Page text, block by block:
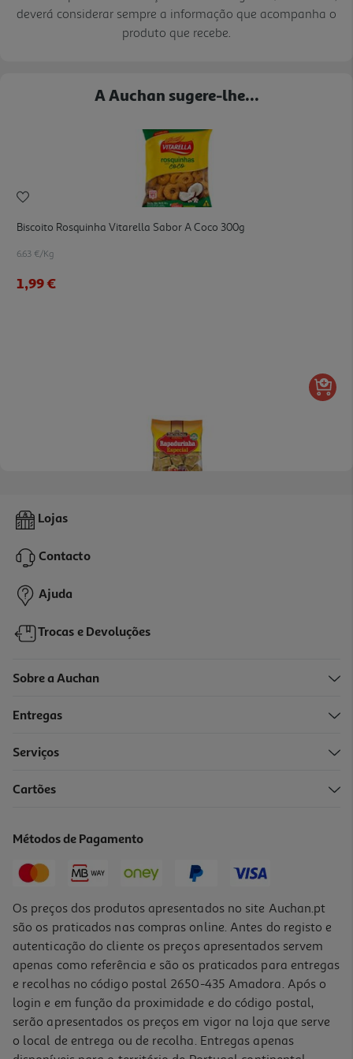
deverá considerar sempre a informação que acompanha o
produto que recebe.
A Auchan sugere-lhe...
Biscoito Rosquinha Vitarella Sabor A Coco 300g
6.63 €/Kg
1,99 €
Rapadura Especial Dacolônia 160g
2,29 €
Lojas
Contacto
Ajuda
Trocas e Devoluções
Sobre a Auchan
Entregas
Serviços
Cartões
Métodos de Pagamento
Os preços dos produtos apresentados no site Auchan.pt
são os praticados nas compras online. Antes do registo e
autenticação do cliente os preços apresentados servem
apenas como referência e são os praticados para entregas
e recolhas no código postal 2650-435 Amadora. Após o
login e em função da proximidade e do código postal,
serão apresentados os preços em vigor na loja que serve
o local de entrega ou de recolha. Entregas apenas